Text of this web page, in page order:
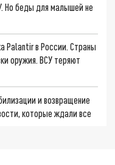
Но беды для малышей не
Palantir в России. Страны
оружия. ВСУ теряют
и возвращение
которые ждали все